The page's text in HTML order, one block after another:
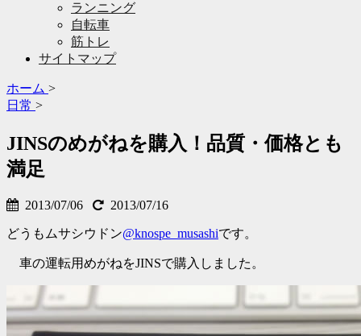
ランニング
自転車
筋トレ
サイトマップ
ホーム >
日常 >
JINSのめがねを購入！品質・価格とも
満足
2013/07/06 2013/07/16
どうもムサシウドン@knospe_musashiです。
車の運転用めがねをJINSで購入しました。